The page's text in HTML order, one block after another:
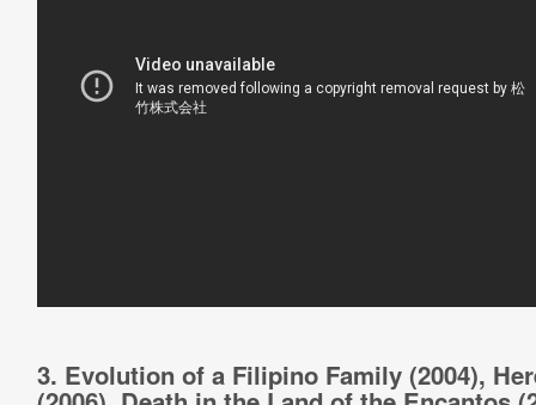
3. Evolution of a Filipino Family (2004),